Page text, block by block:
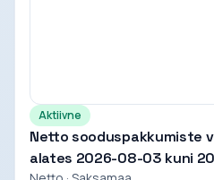
Aktiivne
Netto sooduspakkumiste
alates 2026-08-03 kuni